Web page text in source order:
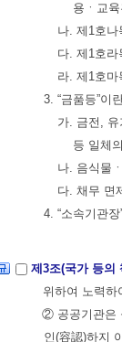
용ㆍ교
나. 제1호
다. 제1호
라. 제1호
3. “금품등”이
가. 금전,
등 일체
나. 음식물
다. 채무 면
4. “소속기관
제3조(국가 등의
위하여 노력하
② 공공기관은
인(容認)하지